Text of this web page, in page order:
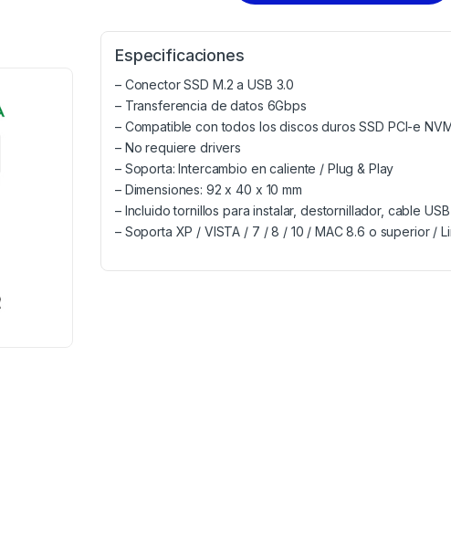
Especificaciones
– Conector SSD M.2 a USB 3.0
– Transferencia de datos 6Gbps
– Compatible con todos los discos duros SSD PCI-e
– No requiere drivers
– Soporta: Intercambio en caliente / Plug & Play
– Dimensiones: 92 x 40 x 10 mm
– Incluido tornillos para instalar, destornillador, cable
– Soporta XP / VISTA / 7 / 8 / 10 / MAC 8.6 o superior /